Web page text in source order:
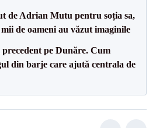
de Adrian Mutu pentru soția sa,
de oameni au văzut imaginile
pe Dunăre. Cum
din barje care ajută centrala de